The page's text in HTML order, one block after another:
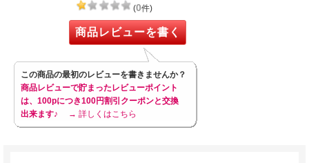
(0件)
商品レビューを書く
この商品の最初のレビューを書きませんか？
商品レビューで貯まったレビューポイント
は、100pにつき100円割引クーポンと交換
出来ます♪
→ 詳しくはこちら